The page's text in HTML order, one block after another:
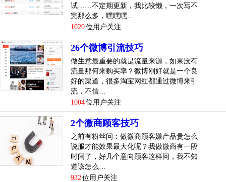
试……不定期更新，我比较懒，一次写不
完那么多，嘿嘿嘿…
1020位用户关注
26个微博引流技巧
做生意最重要的就是流量来源，如果没有
流量那何来购买率？微博刚好就是一个良
好的渠道，很多淘宝网红都通过微博来引
流，不信…
1004位用户关注
2个微商顾客技巧
之前有粉丝问：做微商顾客嫌产品贵怎么
说服才能效果最大化呢？我做微商有一段
时间了，好几个意向顾客这样问，我不知
道该怎么…
932 位用户关注